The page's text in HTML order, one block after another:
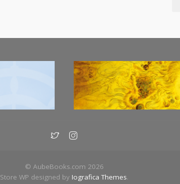
© AubeBooks.com 2026
Store WP designed by Iografica Themes.